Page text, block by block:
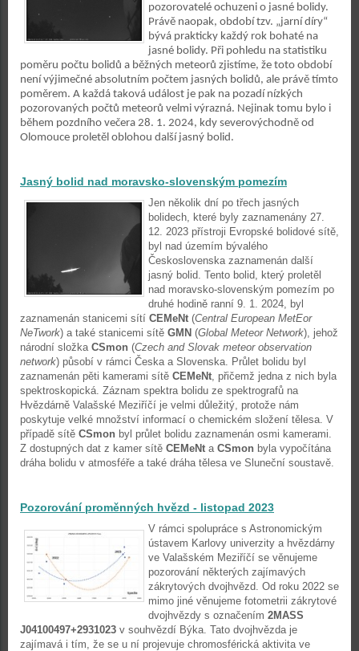
pozorovatelé ochuzeni o jasné bolidy.
Právě naopak, období tzv. „jarní díry“
bývá prakticky každý rok bohaté na
jasné bolidy. Při pohledu na statistiku
poměru počtu bolidů a běžných meteorů zjistíme, že toto období
není výjimečné absolutním počtem jasných bolidů, ale právě tímto
poměrem. A každá taková událost je pak na pozadí nízkých
pozorovaných počtů meteorů velmi výrazná. Nejinak tomu bylo i
během pozdního večera 28. 1. 2024, kdy severovýchodně od
Olomouce proletěl oblohou další jasný bolid.
Jasný bolid nad moravsko-slovenským pomezím
Jen několik dní po třech jasných
bolidech, které byly zaznamenány 27.
12. 2023 přístroji Evropské bolidové sítě,
byl nad územím bývalého
Československa zaznamenán další
jasný bolid. Tento bolid, který proletěl
nad moravsko-slovenským pomezím po
druhé hodině ranní 9. 1. 2024, byl
zaznamenán stanicemi sítí CEMeNt (Central European MetEor
NeTwork) a také stanicemi sítě GMN (Global Meteor Network), jehož
národní složka CSmon (Czech and Slovak meteor observation
network) působí v rámci Česka a Slovenska. Průlet bolidu byl
zaznamenán pěti kamerami sítě CEMeNt, přičemž jedna z nich byla
spektroskopická. Záznam spektra bolidu ze spektrografů na
Hvězdárně Valašské Meziříčí je velmi důležitý, protože nám
poskytuje velké množství informací o chemickém složení tělesa. V
případě sítě CSmon byl průlet bolidu zaznamenán osmi kamerami.
Z dostupných dat z kamer sítě CEMeNt a CSmon byla vypočítána
dráha bolidu v atmosféře a také dráha tělesa ve Sluneční soustavě.
Pozorování proměnných hvězd - listopad 2023
V rámci spolupráce s Astronomickým
ústavem Karlovy univerzity a hvězdárny
ve Valašském Meziříčí se věnujeme
pozorování některých zajímavých
zákrytových dvojhvězd. Od roku 2022 se
mimo jiné věnujeme fotometrii zákrytové
dvojhvězdy s označením 2MASS
J04100497+2931023 v souhvězdí Býka. Tato dvojhvězda je
zajímavá i tím, že se u ní projevuje chromosférická aktivita ve